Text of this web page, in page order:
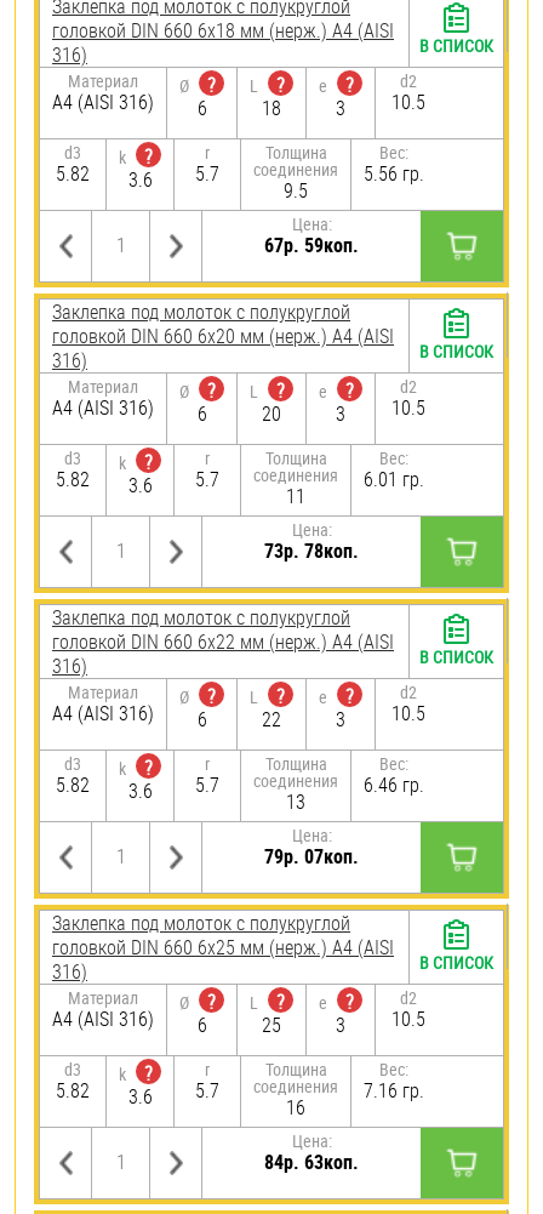
Заклепка под молоток с полукруглой
головкой DIN 660 6х18 мм (нерж.) A4 (AISI
316)
Материал
A4 (AISI 316)
Ø
?
6
L
?
18
e
?
3
d2
10.5
d3
5.82
k
?
3.6
r
5.7
Толщина
соединения
9.5
Вес:
5.56 гр.
Цена:
67р. 59коп.
В СПИСОК
Заклепка под молоток с полукруглой
головкой DIN 660 6х20 мм (нерж.) A4 (AISI
316)
Материал
A4 (AISI 316)
Ø
?
6
L
?
20
e
?
3
d2
10.5
d3
5.82
k
?
3.6
r
5.7
Толщина
соединения
11
Вес:
6.01 гр.
Цена:
73р. 78коп.
В СПИСОК
Заклепка под молоток с полукруглой
головкой DIN 660 6х22 мм (нерж.) A4 (AISI
316)
Материал
A4 (AISI 316)
Ø
?
6
L
?
22
e
?
3
d2
10.5
d3
5.82
k
?
3.6
r
5.7
Толщина
соединения
13
Вес:
6.46 гр.
Цена:
79р. 07коп.
В СПИСОК
Заклепка под молоток с полукруглой
головкой DIN 660 6х25 мм (нерж.) A4 (AISI
316)
Материал
A4 (AISI 316)
Ø
?
6
L
?
25
e
?
3
d2
10.5
d3
5.82
k
?
3.6
r
5.7
Толщина
соединения
16
Вес:
7.16 гр.
Цена:
84р. 63коп.
В СПИСОК